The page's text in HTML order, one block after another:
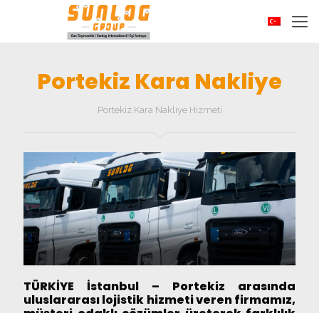
Portekiz Kara Nakliye
Portekiz Kara Nakliye Hizmeti
TÜRKİYE İstanbul – Portekiz arasında
uluslararası lojistik hizmeti veren firmamız,